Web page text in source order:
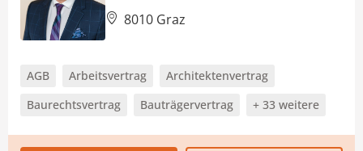
8010 Graz
AGB Arbeitsvertrag
Architektenvertrag
Baurechtsvertrag
Bauträgervertrag + 33 weitere